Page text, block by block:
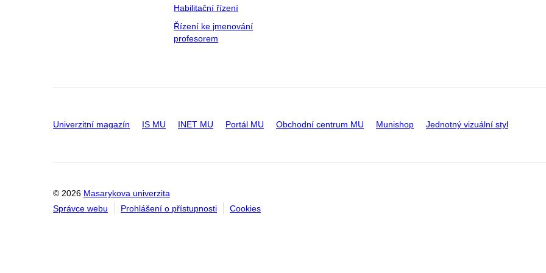
Habilitační řízení
Řízení ke jmenování
profesorem
Univerzitní magazín IS MU INET MU Portál MU Obchodní centrum MU Munishop Jednotný vizuální styl
© 2026 Masarykova univerzita
Správce webu
Prohlášení o přístupnosti Cookies